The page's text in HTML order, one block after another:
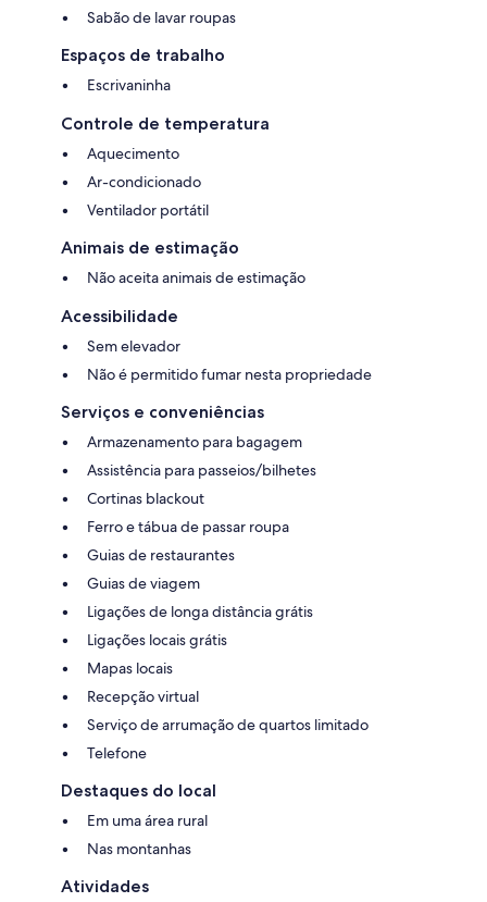
Sabão de lavar roupas
Espaços de trabalho
Escrivaninha
Controle de temperatura
Aquecimento
Ar-condicionado
Ventilador portátil
Animais de estimação
Não aceita animais de estimação
Acessibilidade
Sem elevador
Não é permitido fumar nesta propriedade
Serviços e conveniências
Armazenamento para bagagem
Assistência para passeios/bilhetes
Cortinas blackout
Ferro e tábua de passar roupa
Guias de restaurantes
Guias de viagem
Ligações de longa distância grátis
Ligações locais grátis
Mapas locais
Recepção virtual
Serviço de arrumação de quartos limitado
Telefone
Destaques do local
Em uma área rural
Nas montanhas
Atividades